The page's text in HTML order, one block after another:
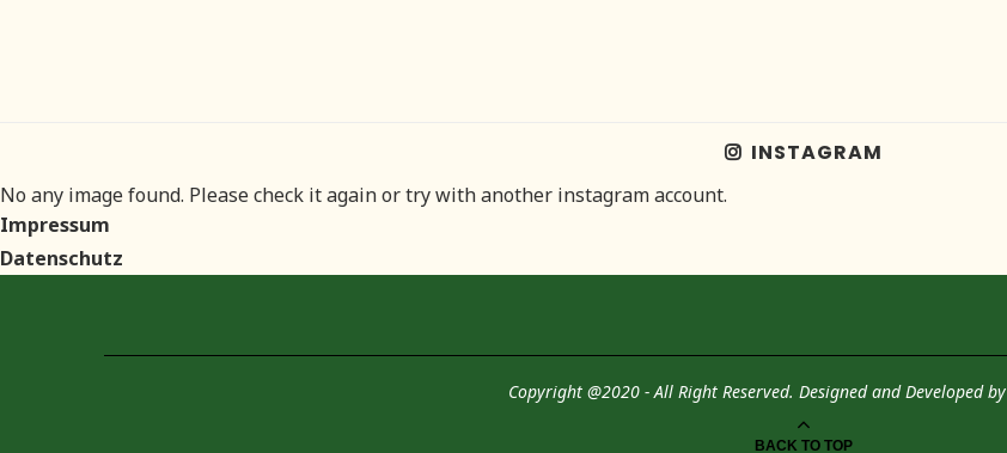
INSTAGRAM
No any image found. Please check it again or try with another instagram account.
Impressum
Datenschutz
Copyright @2020 - All Right Reserved. Designed and Developed by
BACK TO TOP